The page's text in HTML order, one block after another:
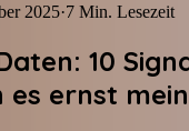
2025·7 Min. Lesezeit
10
es ernst